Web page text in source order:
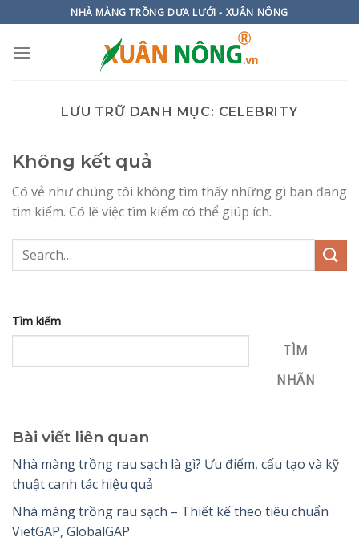
đến
nội
NHÀ MÀNG TRỒNG DƯA LƯỚI - XUÂN NÔNG
LƯU TRỮ DANH MỤC: CELEBRITY
Không kết quả
Có vẻ như chúng tôi không tìm thấy những gì bạn đang
tìm kiếm. Có lẽ việc tìm kiếm có thể giúp ích.
Tìm kiếm
TÌM
NHÃN
Bài viết liên quan
Nhà màng trồng rau sạch là gì? Ưu điểm, cấu tạo và kỹ
thuật canh tác hiệu quả
Nhà màng trồng rau sạch – Thiết kế theo tiêu chuẩn
VietGAP, GlobalGAP